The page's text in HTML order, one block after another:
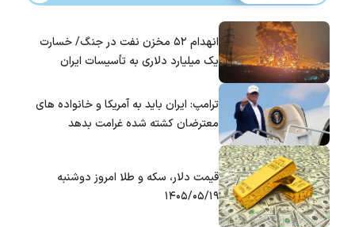
انهدام ۵۲ مخزن نفت در جنگ/ خسارت
یک میلیارد دلاری به تأسیسات ایران
ترامپ: ایران باید به آمریکا و خانواده های
معترضان کشته شده غرامت بدهد
قیمت دلار، سکه و طلا امروز دوشنبه
۱۴۰۵/۰۵/۱۹